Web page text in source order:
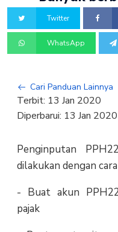
Twitter
WhatsApp
Cari Panduan Lainnya
Terbit: 13 Jan 2020
Diperbarui: 13 Jan 2020
Penginputan
dilakukan dengan
- Buat akun
pajak